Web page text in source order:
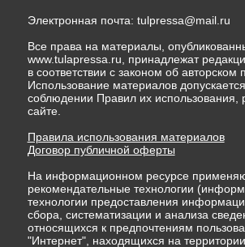
Электронная почта: tulpressa@mail.ru
Все права на материалы,
www.tulapressa.ru, принадлежат
в соответствии с законом об авторском
Использование материалов
соблюдении Правил их
сайте.
Правила использования материалов
Договор публичной оферты
На информационном ресурсе
рекомендательные технологии
технологии предоставления
сбора, систематизации и анализа
относящихся к предпочтениям
"Интернет", находящихся на